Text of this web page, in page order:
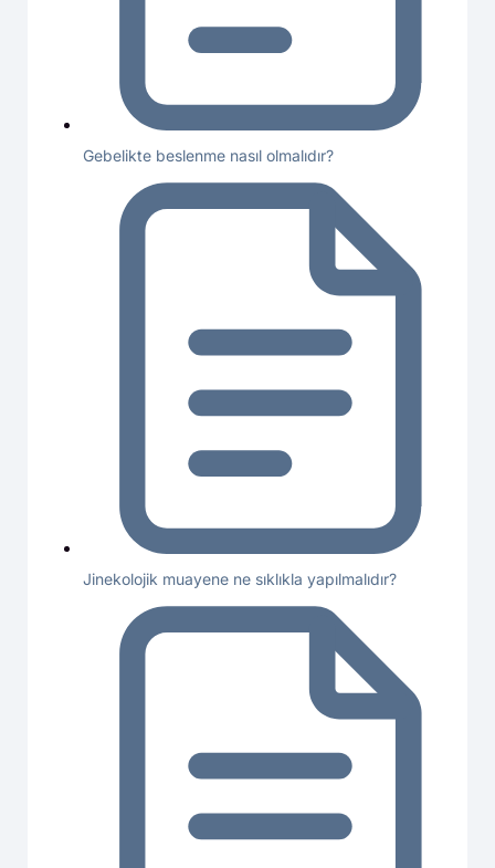
Gebelikte beslenme nasıl olmalıdır?
Jinekolojik muayene ne sıklıkla yapılmalıdır?